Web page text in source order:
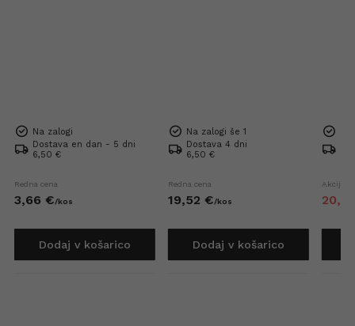
Na zalogi
Dostava en dan - 5 dni
6,50 €
Redna cena
3,66 €/kos
Dodaj v košarico
Na zalogi še 1
Dostava 4 dni
6,50 €
Redna cena
19,52 €/kos
Dodaj v košarico
Akcijska
20,